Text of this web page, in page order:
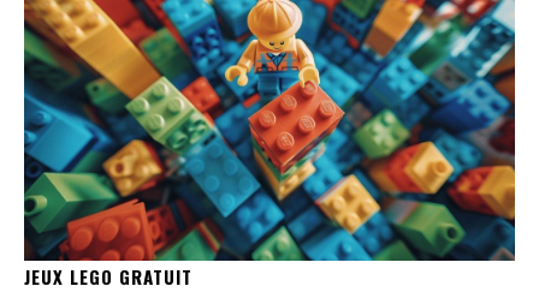
JEUX LEGO GRATUIT